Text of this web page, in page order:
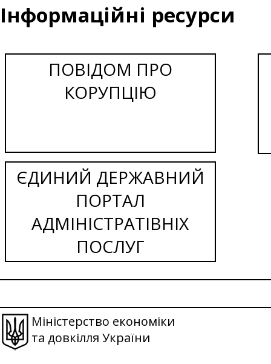
Інформаційні ресурси
ПОВІДОМ ПРО
КОРУПЦІЮ
ЄДИНИЙ ДЕРЖАВНИЙ
ПОРТАЛ
АДМІНІСТРАТІВНІХ
ПОСЛУГ
Міністерство економіки
та довкілля України